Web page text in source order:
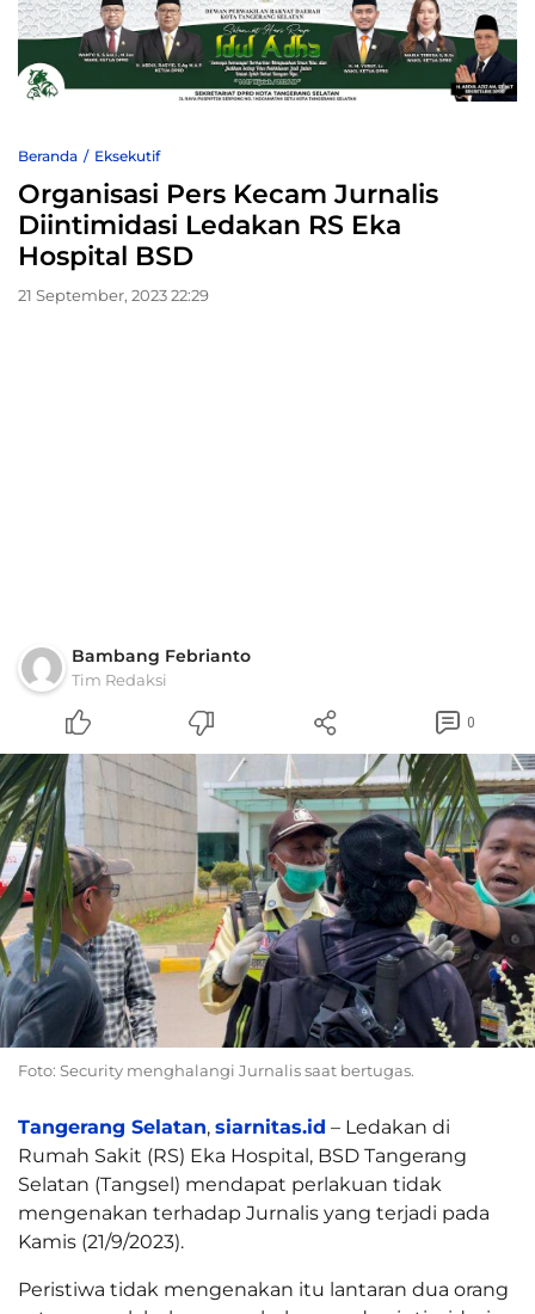
Beranda Eksekutif
Organisasi Pers Kecam Jurnalis
Diintimidasi Ledakan RS Eka
Hospital BSD
21 September, 2023 22:29
Bambang Febrianto
Tim Redaksi
0
Foto: Security menghalangi Jurnalis saat bertugas.
Tangerang Selatan, siarnitas.id – Ledakan di
Rumah Sakit (RS) Eka Hospital, BSD Tangerang
Selatan (Tangsel) mendapat perlakuan tidak
mengenakan terhadap Jurnalis yang terjadi pada
Kamis (21/9/2023).
Peristiwa tidak mengenakan itu lantaran dua orang